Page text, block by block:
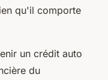
qu'il comporte
un crédit auto
du